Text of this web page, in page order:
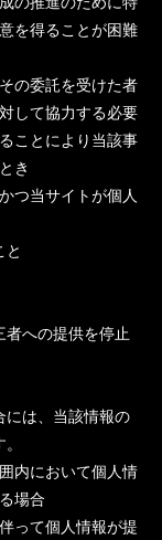
を得ることが困難
の委託を受けた者
して協力する必要
ことにより当該事
き
つ当サイトが個人
と
への提供を停止
には、当該情報の
内において個人情
場合
って個人情報が提